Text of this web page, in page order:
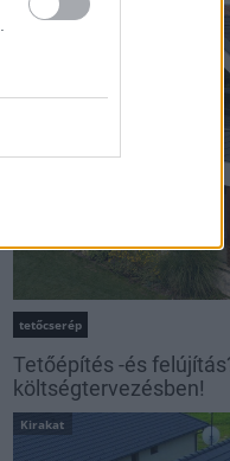
Kirakat
tetőcserép
Tetőépítés -és
költségtervezésben!
Kirakat